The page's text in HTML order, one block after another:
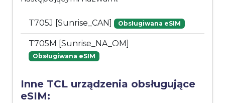
T705J [Sunrise_CAN] Obsługiwana eSIM
T705M [Sunrise_NA_OM]
Obsługiwana eSIM
Inne TCL urządzenia obsługujące
eSIM: